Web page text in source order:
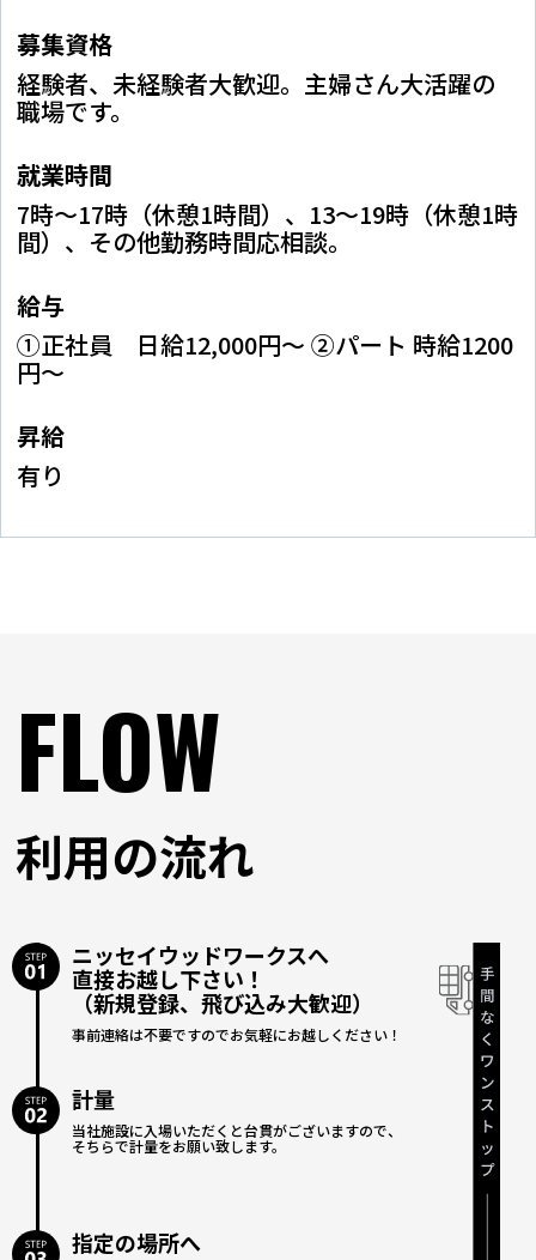
募集資格
経験者、未経験者大歓迎。主婦さん大活躍の
職場です。
就業時間
7時～17時（休憩1時間）、13～19時（休憩1時
間）、その他勤務時間応相談。
給与
①正社員 日給12,000円～ ②パート 時給1200
円～
昇給
有り
FLOW
利用の流れ
ニッセイウッドワークスへ
直接お越し下さい！
（新規登録、飛び込み大歓迎）
事前連絡は不要ですのでお気軽にお越しください！
計量
当社施設に入場いただくと台貫がございますので、
そちらで計量をお願い致します。
指定の場所へ